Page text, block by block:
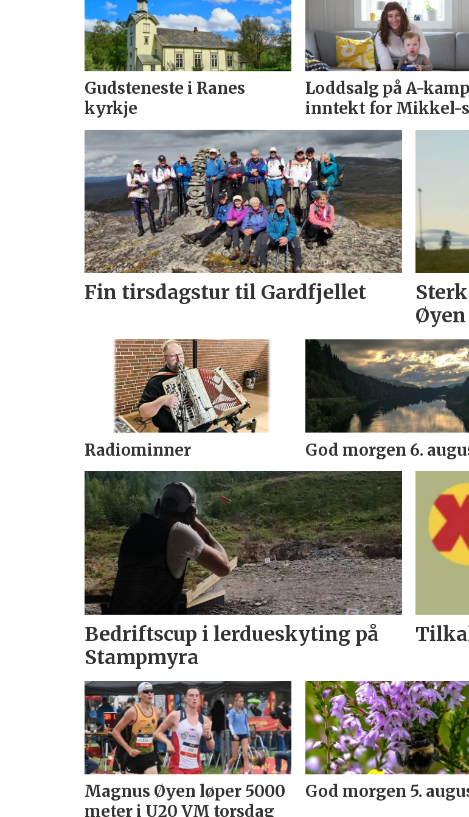
Gudsteneste i Ranes
kyrkje
Loddsalg på A-
inntekt for Mikkel-
Fin tirsdagstur til Gardfjellet
Øyen
Radiominner God morgen 6.
Bedriftscup i lerdueskyting på
Stampmyra
Magnus Øyen løper 5000
meter i U20 VM torsdag
God morgen 5.